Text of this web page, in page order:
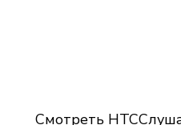
Смотреть НТС